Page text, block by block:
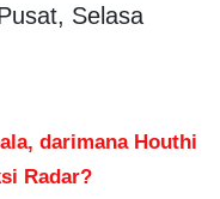
Selasa
darimana Houthi
Radar?